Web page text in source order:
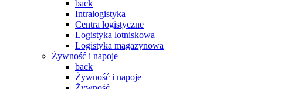
back
Intralogistyka
Centra logistyczne
Logistyka lotniskowa
Logistyka magazynowa
Żywność i napoje
back
Żywność i napoje